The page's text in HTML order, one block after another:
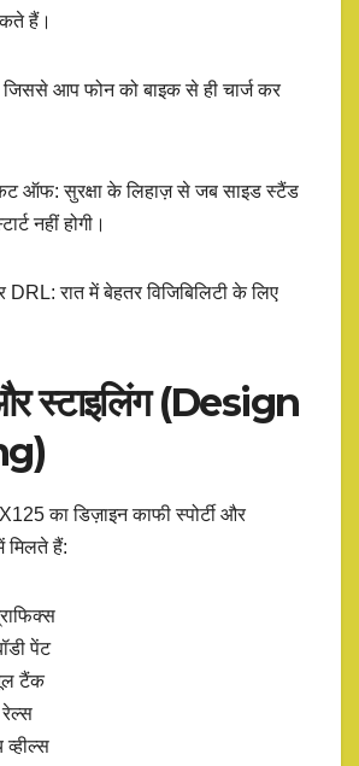
हैं।
जिससे आप फोन को बाइक से ही चार्ज कर
ऑफ: सुरक्षा के लिहाज़ से जब साइड स्टैंड
नहीं होगी।
रात में बेहतर विजिबिलिटी के लिए
स्टाइलिंग (Design
का डिज़ाइन काफी स्पोर्टी और
मिलते हैं:
पेंट
टैंक
रेल्स
व्हील्स